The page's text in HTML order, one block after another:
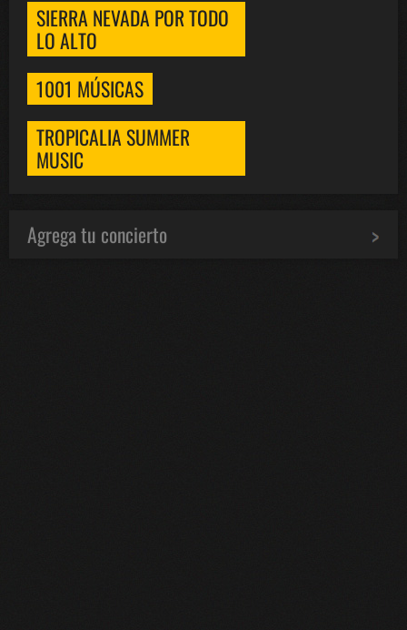
SIERRA NEVADA POR TODO
LO ALTO
1001 MÚSICAS
TROPICALIA SUMMER
MUSIC
Agrega tu concierto